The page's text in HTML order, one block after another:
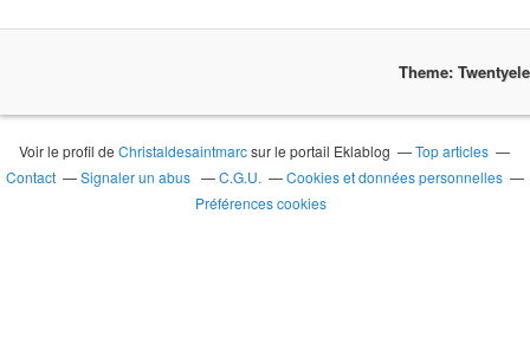
Theme:
Voir le profil deChristaldesaintmarcsur le portail Eklablog
Top articles
Contact
Signaler un abus C.G.U.
Cookies et données personnelles
Préférences cookies